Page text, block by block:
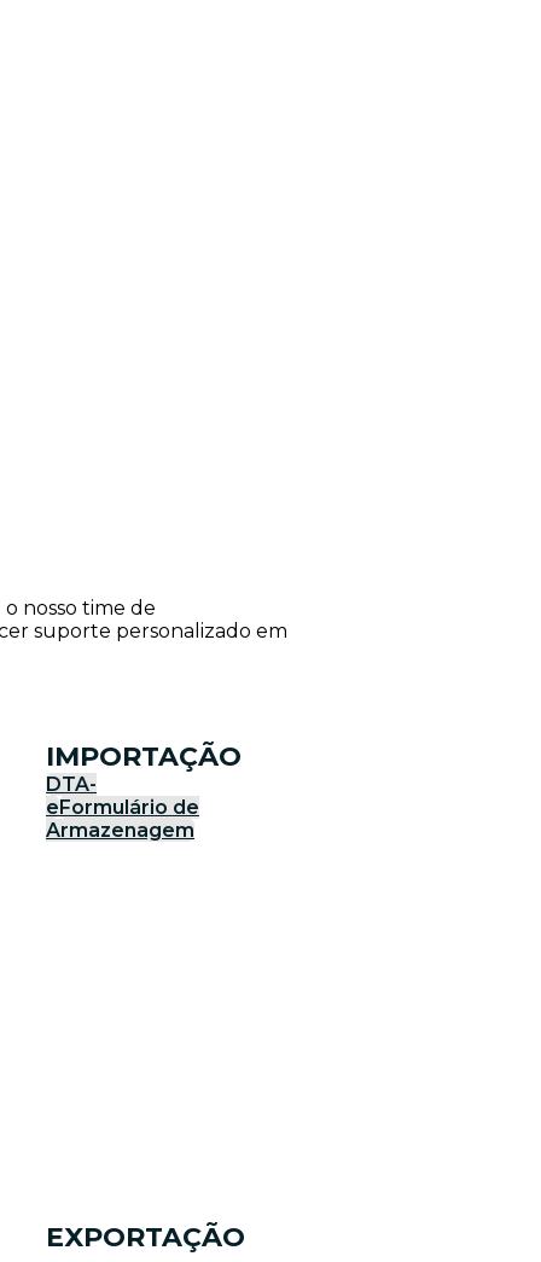
nosso time de
suporte personalizado em
IMPORTAÇÃO
DTA-
eFormulário de
Armazenagem
EXPORTAÇÃO